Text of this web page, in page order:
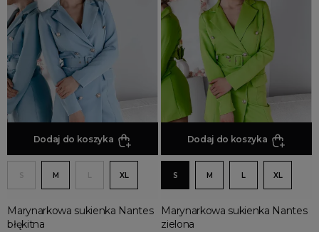
Dodaj do koszyka
S M L XL
Marynarkowa sukienka Nantes
błękitna
Dodaj do koszyka
S M L XL
Marynarkowa sukienka Nantes
zielona